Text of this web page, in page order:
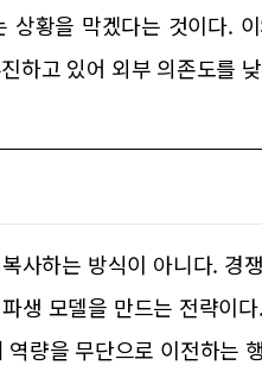
황을 막겠다는 것이다.
하고 있어 외부 의존도를
사하는 방식이 아니다. 경
생 모델을 만드는 전략이
량을 무단으로 이전하는